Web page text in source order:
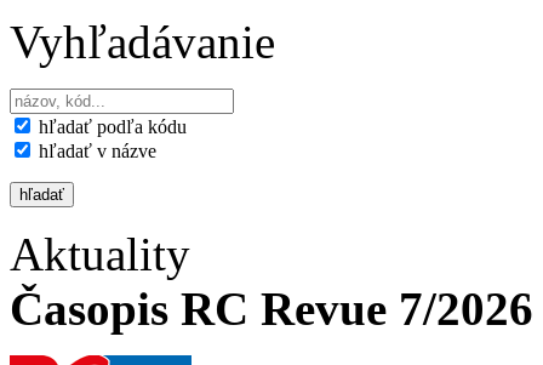
Vyhľadávanie
hľadať podľa kódu
hľadať v názve
Aktuality
Časopis RC Revue 7/